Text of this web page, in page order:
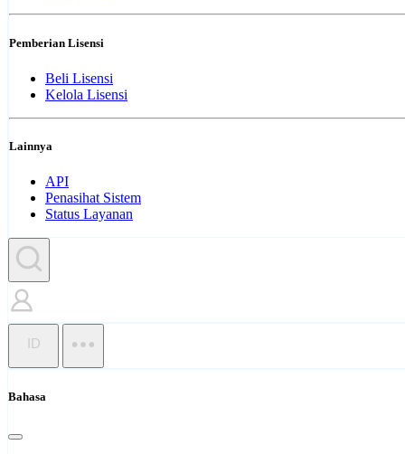
Pemberian Lisensi
Beli Lisensi
Kelola Lisensi
Lainnya
API
Penasihat Sistem
Status Layanan
ID
Bahasa